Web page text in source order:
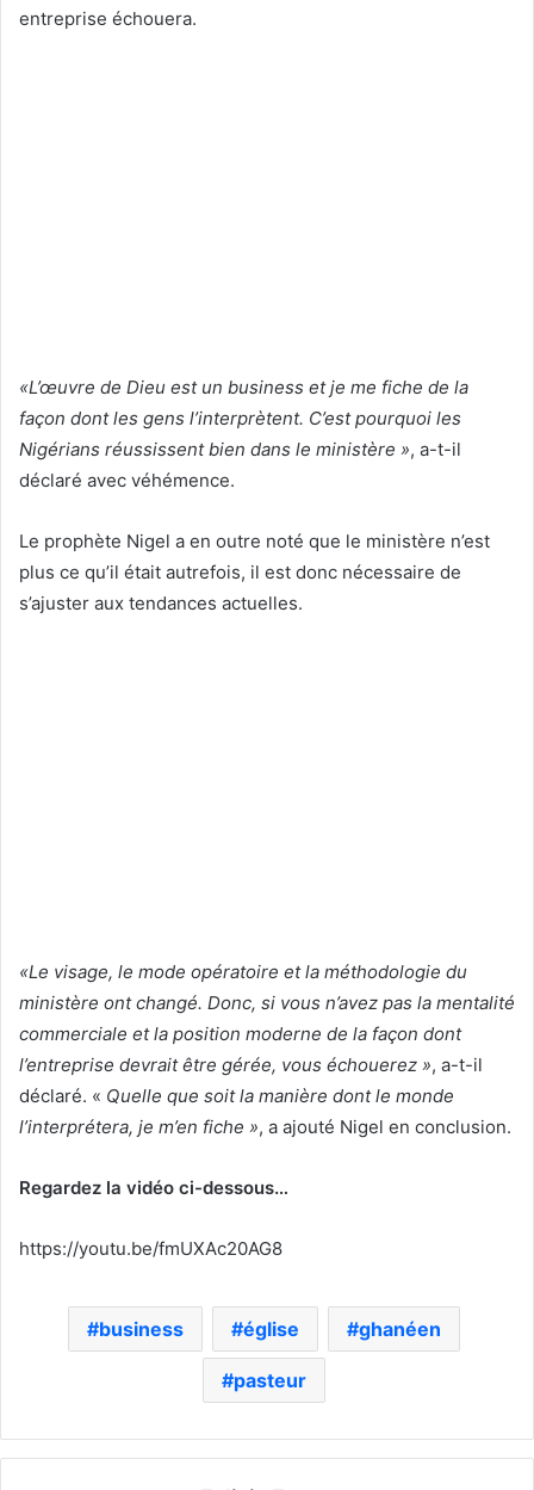
entreprise échouera.
«L’œuvre de Dieu est un business et je me fiche de la
façon dont les gens l’interprètent. C’est pourquoi les
Nigérians réussissent bien dans le ministère », a-t-il
déclaré avec véhémence.
Le prophète Nigel a en outre noté que le ministère n’est
plus ce qu’il était autrefois, il est donc nécessaire de
s’ajuster aux tendances actuelles.
«Le visage, le mode opératoire et la méthodologie du
ministère ont changé. Donc, si vous n’avez pas la mentalité
commerciale et la position moderne de la façon dont
l’entreprise devrait être gérée, vous échouerez », a-t-il
déclaré. « Quelle que soit la manière dont le monde
l’interprétera, je m’en fiche », a ajouté Nigel en conclusion.
Regardez la vidéo ci-dessous…
https://youtu.be/fmUXAc20AG8
business église ghanéen
pasteur